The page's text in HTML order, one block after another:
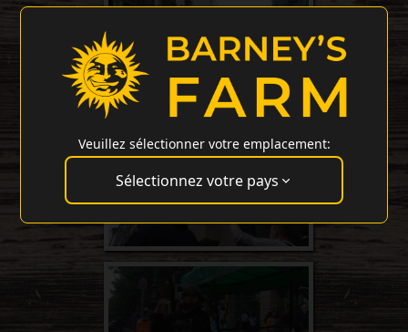
Veuillez sélectionner votre emplacement:
Sélectionnez votre pays